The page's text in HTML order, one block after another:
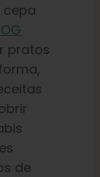
cepa
OG
pratos
de